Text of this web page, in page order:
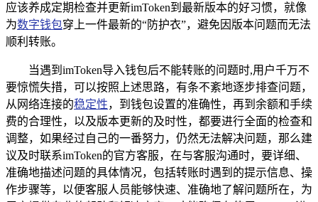
应该养成定期检查并更新imToken到最新版本的好习惯，就像
为数字钱包穿上一件最新的“防护衣”，避免因版本问题而无法
顺利转账。
当遇到imToken导入钱包后不能转账的问题时,用户千万不
要惊慌失措，可以按照上述思路，有条不紊地逐步排查问题，
从网络连接的稳定性，到钱包设置的准确性，再到余额和手续
费的合理性，以及版本更新的及时性，都要进行全面的检查和
调整，如果经过自己的一番努力，仍然无法解决问题，那么建
议及时联系imToken的官方客服，在与客服沟通时，要详细、
准确地描述问题的具体情况，包括转账时遇到的提示信息、操
作步骤等，以便客服人员能够快速、准确地了解问题所在，为